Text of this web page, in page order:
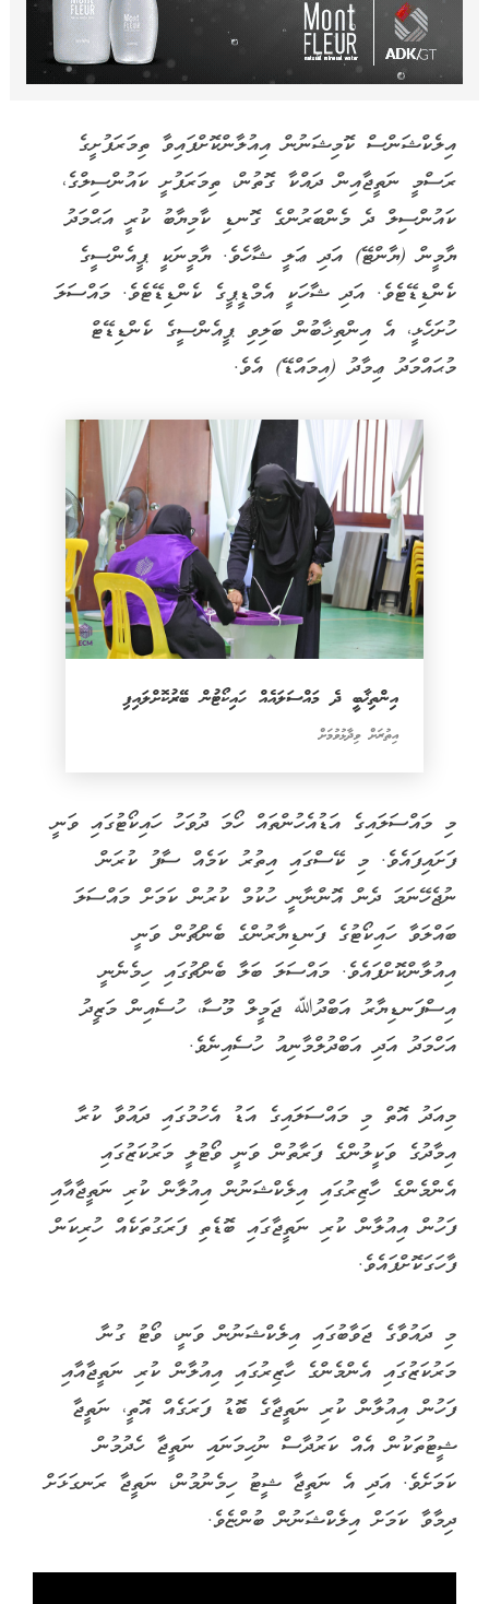
އިލެކްޝަންސް ކޮމިޝަނުން އިއުލާންކޮށްފައިވާ ތިމަރަފުށީގެ
ރަސްމީ ނަތީޖާއިން ދައްކާ ގޮތުން، ތިމަރަފުށީ ކައުންސިލްގެ،
ކައުންސިލް ދެ މެންބަރުންގެ ގޮނޑި ކާމިޔާބު ކުރީ އަޙްމަދު
ޔާމީން‎ (ޔާންޓޭ) އަދި ޢަލީ ޝާހެވެ. ޔާމީނަކީ ޕީއެންސީގެ
ކެންޑިޑޭޓެވެ. އަދި ޝާހަކީ އެމްޑީޕީގެ ކެންޑިޑޭޓެވެ. މައްސަލަ
ހުށަހެޅީ، އެ އިންތިޚާބުން ބަލިވި ޕީއެންސީގެ ކެންޑިޑޭޓް
މުޙައްމަދު ޢިމާދު‎ (އިމައްޑޭ) އެވެ.
އިންތިޚާބީ ދެ މައްސަލައެއް ހައިކޯޓުން ބޭރުކޮށްލައިފި
އިތުރަށް ވިދާޅުވުމަށް
މި މައްސަލައިގެ އަޑުއެހުންތައް ހޯމަ ދުވަހު ހައިކޯޓުގައި ވަނީ
ފަށައިފައެވެ. މި ކޭސްގައި އިތުރު ކަމެއް ސާފު ކުރަން
ނުޖެހޭނަމަ ދެން އޮންނާނީ ހުކުމް ކުރުން ކަމަށް މައްސަލަ
ބައްލަވާ ހައިކޯޓުގެ ފަނޑިޔާރުންގެ ބެންޗުން ވަނީ
އިއުލާންކޮށްފައެވެ. މައްސަލަ ބަލާ ބެންޗުގައި ހިމެނެނީ
އިސްފަނޑިޔާރު އަބްދުﷲ ޖަމީލް މޫސާ، ހުސެއިން މަޒީދު
އަހްމަދު އަދި އަބްދުލްމާނިއު ހުސެއިނެވެ.
މިއަދު އޮތް މި މައްސަލައިގެ އަޑު އެހުމުގައި ދައުވާ ކުރާ
އިމާދުގެ ވަކީލުންގެ ފަރާތުން ވަނީ ވޯޓުލީ މަރުކަޒުގައި
އެންމެންގެ ހާޒިރުގައި އިލެކްޝަނުން އިއުލާން ކުރި ނަތީޖާއާއި
ފަހުން އިއުލާން ކުރި ނަތީޖާގައި ބޮޑެތި ފަރަގުތަކެއް ހުރިކަން
ފާހަގަކޮށްފައެވެ.
މި ދައުވާގެ ޖަވާބުގައި އިލެކްޝަނުން ވަނީ، ވޯޓު ގުނާ
މަރުކަޒުގައި އެންމެންގެ ހާޒިރުގައި އިއުލާން ކުރި ނަތީޖާއާއި
ފަހުން އިއުލާން ކުރި ނަތީޖާގެ ބޮޑު ފަރަގެއް އޮތީ، ނަތީޖާ
ޝީޓުތަކުން އެއް ކަރުދާސް ނުހިމަނައި ނަތީޖާ ހެދުމުން
ކަމަށެވެ. އަދި އެ ނަތީޖާ ޝީޓު ހިމެނުމުން، ނަތީޖާ ރަނގަޅަށް
ދިމާވާ ކަމަށް އިލެކްޝަނުން ބުންޏެވެ.